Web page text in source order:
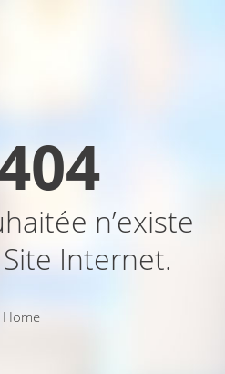
n’existe
Internet.
Home